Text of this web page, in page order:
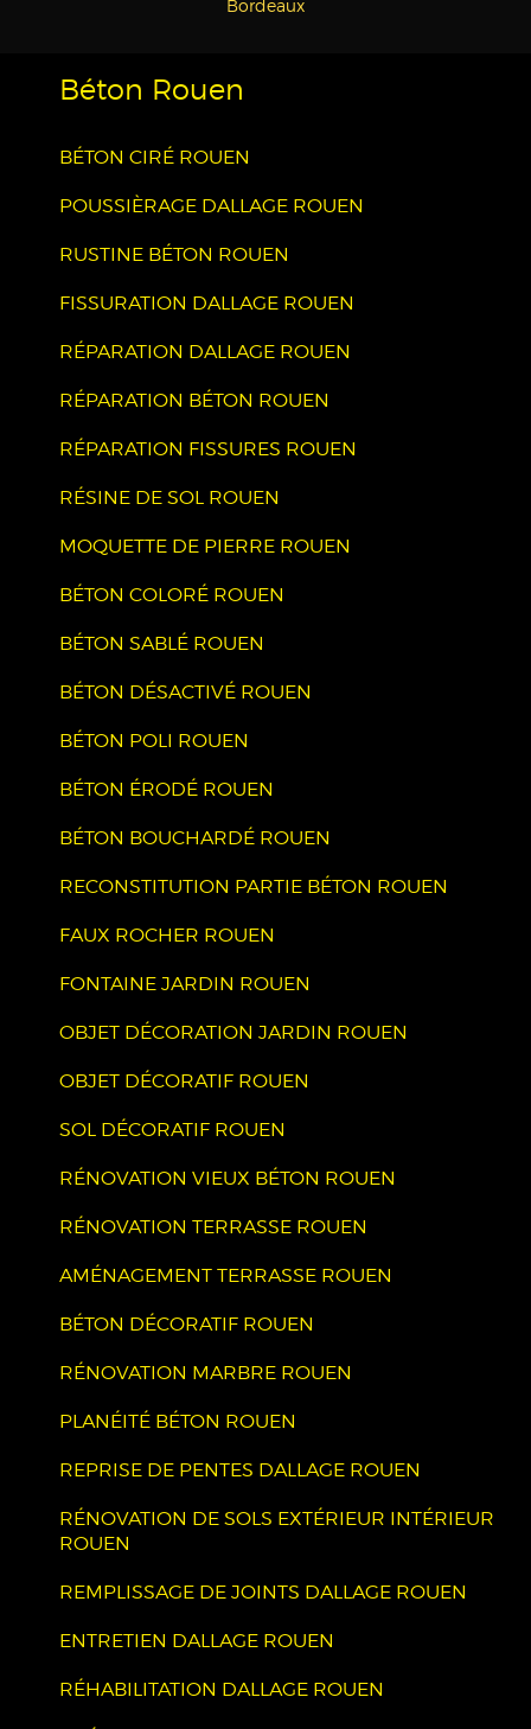
Bordeaux
Béton Rouen
BÉTON CIRÉ ROUEN
POUSSIÈRAGE DALLAGE ROUEN
RUSTINE BÉTON ROUEN
FISSURATION DALLAGE ROUEN
RÉPARATION DALLAGE ROUEN
RÉPARATION BÉTON ROUEN
RÉPARATION FISSURES ROUEN
RÉSINE DE SOL ROUEN
MOQUETTE DE PIERRE ROUEN
BÉTON COLORÉ ROUEN
BÉTON SABLÉ ROUEN
BÉTON DÉSACTIVÉ ROUEN
BÉTON POLI ROUEN
BÉTON ÉRODÉ ROUEN
BÉTON BOUCHARDÉ ROUEN
RECONSTITUTION PARTIE BÉTON ROUEN
FAUX ROCHER ROUEN
FONTAINE JARDIN ROUEN
OBJET DÉCORATION JARDIN ROUEN
OBJET DÉCORATIF ROUEN
SOL DÉCORATIF ROUEN
RÉNOVATION VIEUX BÉTON ROUEN
RÉNOVATION TERRASSE ROUEN
AMÉNAGEMENT TERRASSE ROUEN
BÉTON DÉCORATIF ROUEN
RÉNOVATION MARBRE ROUEN
PLANÉITÉ BÉTON ROUEN
REPRISE DE PENTES DALLAGE ROUEN
RÉNOVATION DE SOLS EXTÉRIEUR INTÉRIEUR
ROUEN
REMPLISSAGE DE JOINTS DALLAGE ROUEN
ENTRETIEN DALLAGE ROUEN
RÉHABILITATION DALLAGE ROUEN